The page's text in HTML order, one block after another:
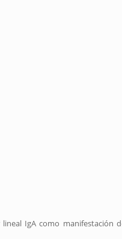
IgA como manifestación